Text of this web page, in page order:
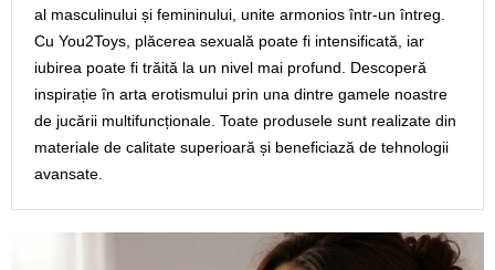
al masculinului și femininului, unite armonios într-un întreg.
Cu You2Toys, plăcerea sexuală poate fi intensificată, iar
iubirea poate fi trăită la un nivel mai profund. Descoperă
inspirație în arta erotismului prin una dintre gamele noastre
de jucării multifuncționale. Toate produsele sunt realizate din
materiale de calitate superioară și beneficiază de tehnologii
avansate.